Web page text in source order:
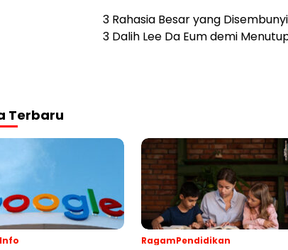
3 Rahasia Besar yang
3 Dalih Lee Da Eum demi
Terbaru
RagamPendidikan